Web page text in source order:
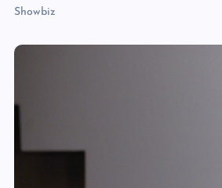
Showbiz